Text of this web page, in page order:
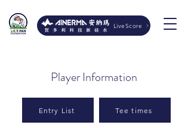
LiveScore
Player Information
Entry List Tee times